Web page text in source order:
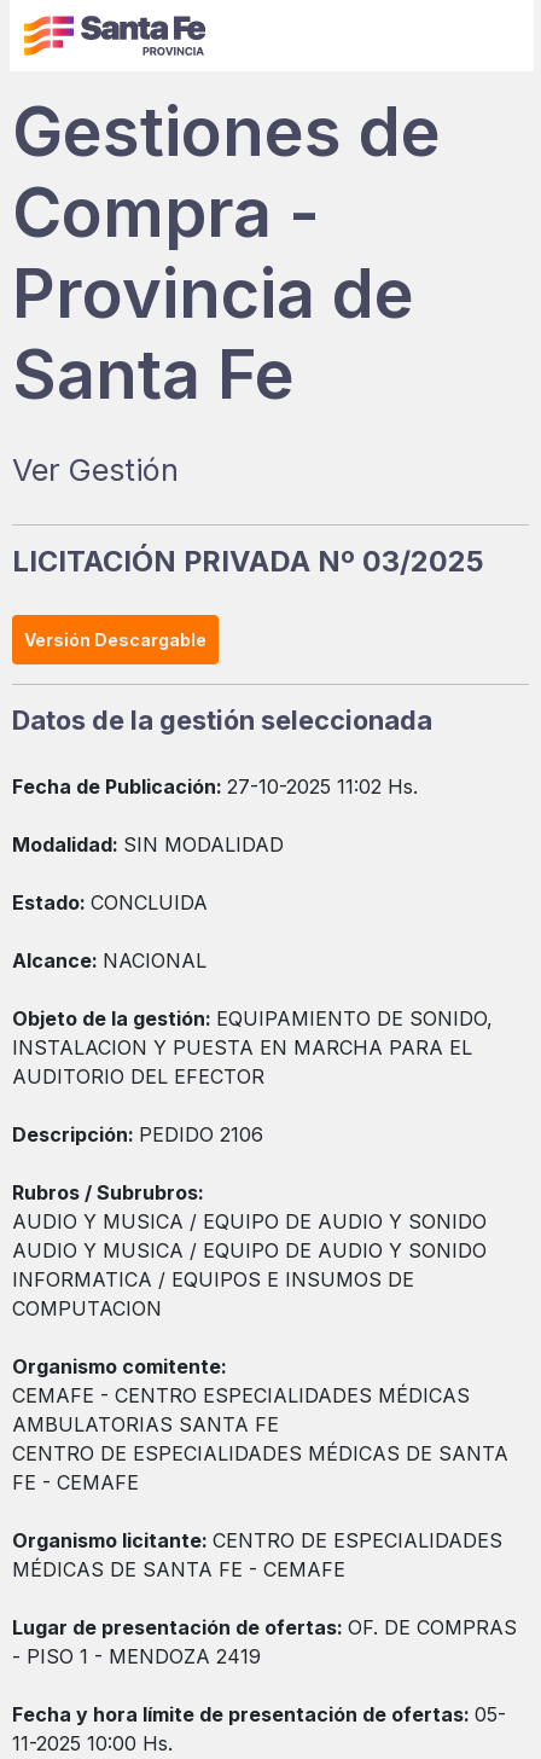
Gestiones de
Compra -
Provincia de
Santa Fe
Ver Gestión
LICITACIÓN PRIVADA Nº 03/2025
Versión Descargable
Datos de la gestión seleccionada
Fecha de Publicación: 27-10-2025 11:02 Hs.
Modalidad: SIN MODALIDAD
Estado: CONCLUIDA
Alcance: NACIONAL
Objeto de la gestión: EQUIPAMIENTO DE SONIDO,
INSTALACION Y PUESTA EN MARCHA PARA EL
AUDITORIO DEL EFECTOR
Descripción: PEDIDO 2106
Rubros / Subrubros:
AUDIO Y MUSICA / EQUIPO DE AUDIO Y SONIDO
AUDIO Y MUSICA / EQUIPO DE AUDIO Y SONIDO
INFORMATICA / EQUIPOS E INSUMOS DE
COMPUTACION
Organismo comitente:
CEMAFE - CENTRO ESPECIALIDADES MÉDICAS
AMBULATORIAS SANTA FE
CENTRO DE ESPECIALIDADES MÉDICAS DE SANTA
FE - CEMAFE
Organismo licitante: CENTRO DE ESPECIALIDADES
MÉDICAS DE SANTA FE - CEMAFE
Lugar de presentación de ofertas: OF. DE COMPRAS
- PISO 1 - MENDOZA 2419
Fecha y hora límite de presentación de ofertas: 05-
11-2025 10:00 Hs.